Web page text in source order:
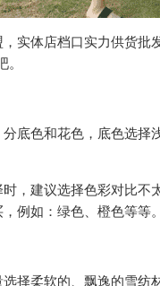
实体店档口实力供货批
底色和花色，底色选
，建议选择色彩对比
例如：绿色、橙色等等。
择柔软的、飘逸的雪纺